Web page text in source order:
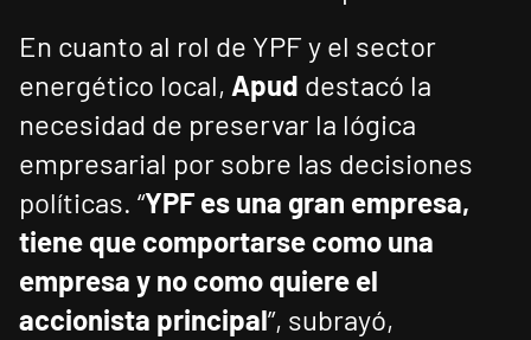
En cuanto al rol de YPF y el sector
energético local, Apud destacó la
necesidad de preservar la lógica
empresarial por sobre las decisiones
políticas. “YPF es una gran empresa,
tiene que comportarse como una
empresa y no como quiere el
accionista principal”, subrayó,